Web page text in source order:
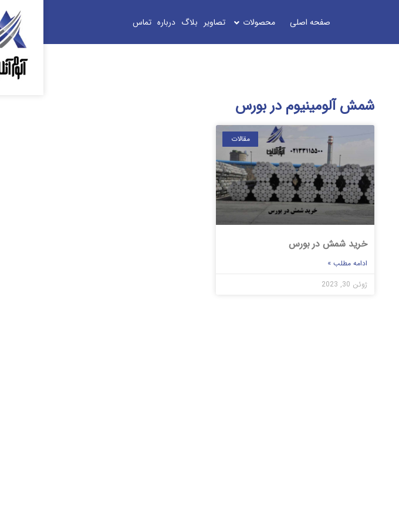
صفحه اصلی محصولات تصاویر بلاگ درباره تماس
شمش آلومینیوم در بورس
مقالات
خرید شمش در بورس
ادامه مطلب »
ژوئن 30, 2023